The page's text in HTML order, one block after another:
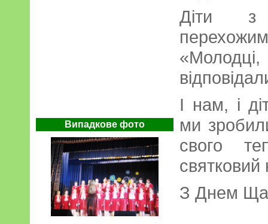
Випадкове фото
Діти з
І нам, і
ми
свого
святковий
З Днем